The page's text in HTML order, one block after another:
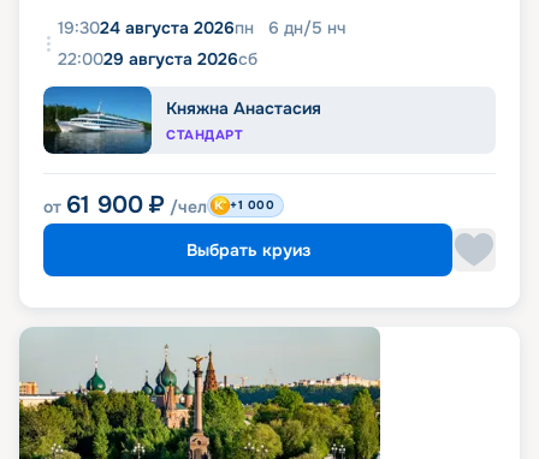
19:3024 августа 2026пн 6 дн/5 нч
22:0029 августа 2026сб
Княжна Анастасия
СТАНДАРТ
от 61 900 ₽ /чел +1 000
Выбрать круиз